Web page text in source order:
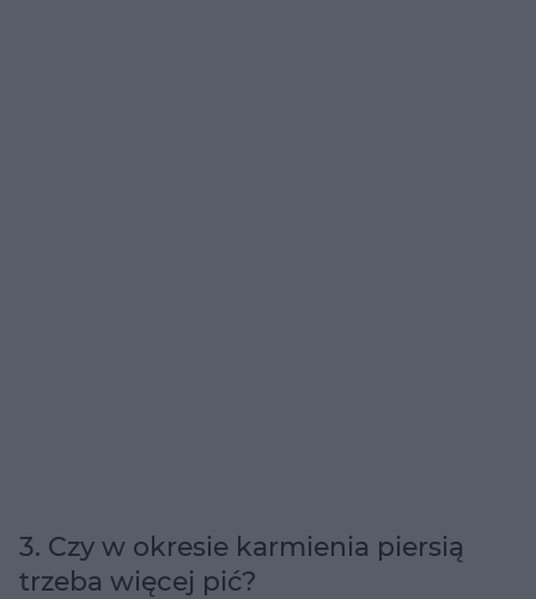
3. Czy w okresie karmienia piersią
trzeba więcej pić?